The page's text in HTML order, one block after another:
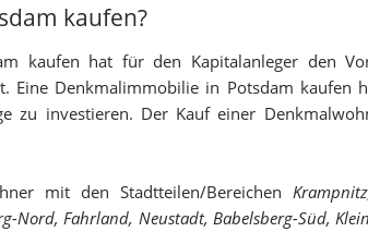
kaufen?
kaufen hat für den Kapitalanleger den
Eine Denkmalimmobilie in Potsdam kaufen
zu investieren. Der Kauf einer
mit den Stadtteilen/Bereichen
Nord, Fahrland, Neustadt, Babelsberg-Süd,